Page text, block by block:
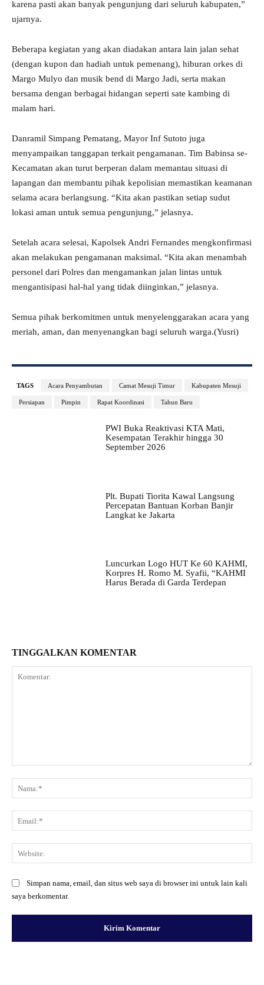
karena pasti akan banyak pengunjung dari seluruh kabupaten,”
ujarnya.
Beberapa kegiatan yang akan diadakan antara lain jalan sehat
(dengan kupon dan hadiah untuk pemenang), hiburan orkes di
Margo Mulyo dan musik bend di Margo Jadi, serta makan
bersama dengan berbagai hidangan seperti sate kambing di
malam hari.
Danramil Simpang Pematang, Mayor Inf Sutoto juga
menyampaikan tanggapan terkait pengamanan. Tim Babinsa se-
Kecamatan akan turut berperan dalam memantau situasi di
lapangan dan membantu pihak kepolisian memastikan keamanan
selama acara berlangsung. “Kita akan pastikan setiap sudut
lokasi aman untuk semua pengunjung,” jelasnya.
Setelah acara selesai, Kapolsek Andri Fernandes mengkonfirmasi
akan melakukan pengamanan maksimal. “Kita akan menambah
personel dari Polres dan mengamankan jalan lintas untuk
mengantisipasi hal-hal yang tidak diinginkan,” jelasnya.
Semua pihak berkomitmen untuk menyelenggarakan acara yang
meriah, aman, dan menyenangkan bagi seluruh warga.(Yusri)
TAGS Acara Penyambutan Camat Mesuji Timur Kabupaten Mesuji
Persiapan Pimpin Rapat Koordinasi Tahun Baru
PWI Buka Reaktivasi KTA Mati,
Kesempatan Terakhir hingga 30
September 2026
Plt. Bupati Tiorita Kawal Langsung
Percepatan Bantuan Korban Banjir
Langkat ke Jakarta
Luncurkan Logo HUT Ke 60 KAHMI,
Korpres H. Romo M. Syafii, “KAHMI
Harus Berada di Garda Terdepan
TINGGALKAN KOMENTAR
Simpan nama, email, dan situs web saya di browser ini untuk lain kali
saya berkomentar.